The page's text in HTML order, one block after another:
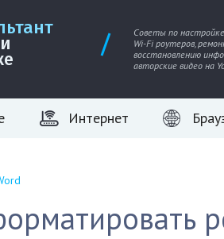
Советы по
Wi-Fi роутеров,
восстановлению
авторские видео на
Интернет